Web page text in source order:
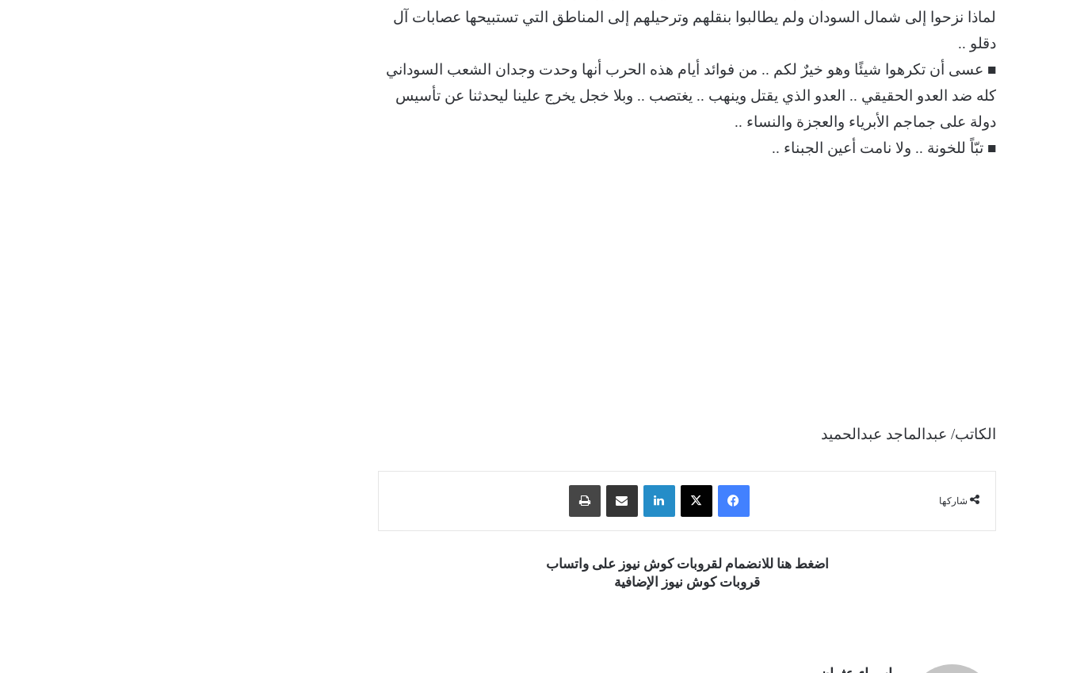
لماذا نزحوا إلى شمال السودان ولم يطالبوا بنقلهم وترحيلهم إلى المناطق التي تستبيحها عصابات آل
دقلو ..
■ عسى أن تكرهوا شيئًا وهو خيرٌ لكم .. من فوائد أيام هذه الحرب أنها وحدت وجدان الشعب السوداني
كله ضد العدو الحقيقي .. العدو الذي يقتل وينهب .. يغتصب .. وبلا خجل يخرج علينا ليحدثنا عن تأسيس
دولة على جماجم الأبرياء والعجزة والنساء ..
■ تبّاً للخونة .. ولا نامت أعين الجبناء ..
الكاتب/ عبدالماجد عبدالحميد
شاركها
فيسبوك ‫X لينكدإن مشاركة عبر البريد
اضغط هنا للانضمام لقروبات كوش نيوز على واتساب
قروبات كوش نيوز الإضافية